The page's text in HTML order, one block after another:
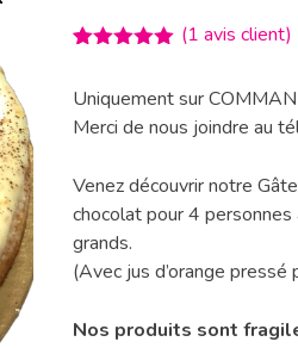
basé sur
notation
client
(1 avis client)
Uniquement sur
Merci de nous joindre au
Venez découvrir notre
chocolat pour 4
grands.
(Avec jus d’orange pressé
Nos produits sont